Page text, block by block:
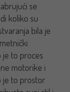
se
koliko su
bila je
je to proces
motorike i
je to prostor